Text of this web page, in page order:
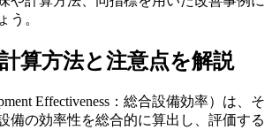
う。
算方法と注意点を解説
Effectiveness：総合設備効率）は、そ
備の効率性を総合的に算出し、評価する